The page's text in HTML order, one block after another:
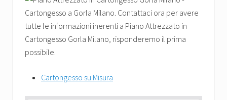
Cartongesso su Misura